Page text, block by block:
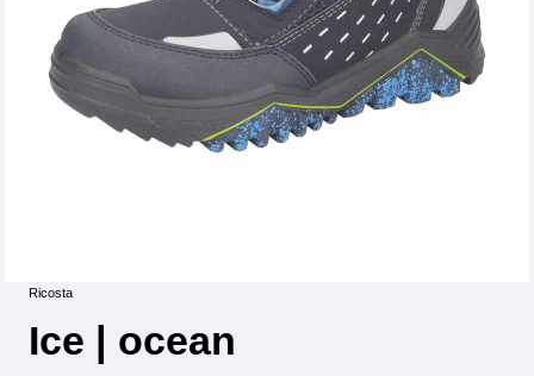
Ricosta
Ice | ocean